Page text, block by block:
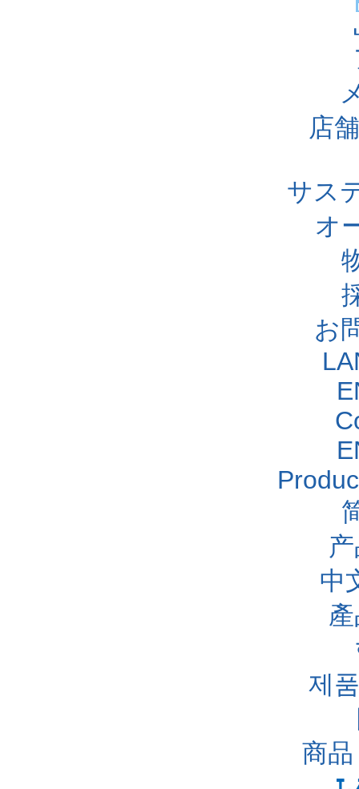
店
サス
オ
お
中
제
商